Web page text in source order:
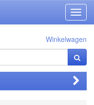
Winkelwagen